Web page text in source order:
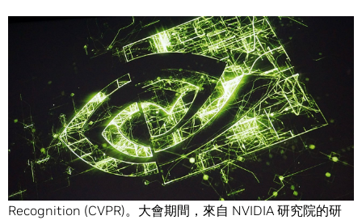
今年，來自世界各地的研究人員、開發者和工程師通過線上
形式，參加了本屆 2020 Computer Vision and Pattern
Recognition (CVPR)。大會期間，來自 NVIDIA 研究院的研